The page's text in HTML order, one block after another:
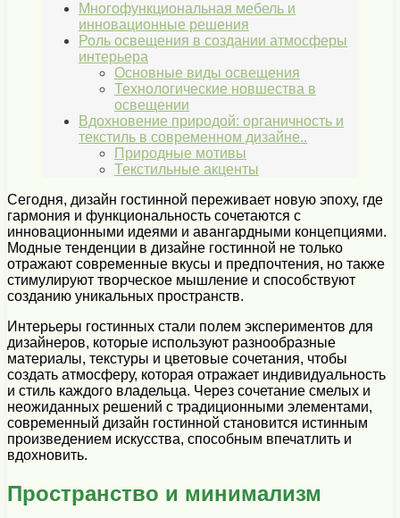
Многофункциональная мебель и
инновационные решения
Роль освещения в создании атмосферы
интерьера
Основные виды освещения
Технологические новшества в
освещении
Вдохновение природой: органичность и
текстиль в современном дизайне..
Природные мотивы
Текстильные акценты
Сегодня, дизайн гостинной переживает новую эпоху, где
гармония и функциональность сочетаются с
инновационными идеями и авангардными концепциями.
Модные тенденции в дизайне гостинной не только
отражают современные вкусы и предпочтения, но также
стимулируют творческое мышление и способствуют
созданию уникальных пространств.
Интерьеры гостинных стали полем экспериментов для
дизайнеров, которые используют разнообразные
материалы, текстуры и цветовые сочетания, чтобы
создать атмосферу, которая отражает индивидуальность
и стиль каждого владельца. Через сочетание смелых и
неожиданных решений с традиционными элементами,
современный дизайн гостинной становится истинным
произведением искусства, способным впечатлить и
вдохновить.
Пространство и минимализм